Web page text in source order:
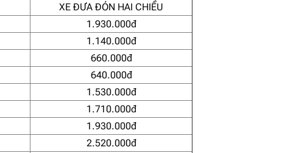
XE ĐƯA ĐÓN HAI CHIỀU
1.930.000đ
1.140.000đ
660.000đ
640.000đ
1.530.000đ
1.710.000đ
1.930.000đ
2.520.000đ